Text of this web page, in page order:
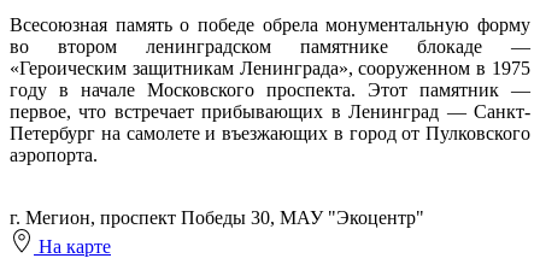
Всесоюзная память о победе обрела монументальную форму
во втором ленинградском памятнике блокаде —
«Героическим защитникам Ленинграда», сооруженном в 1975
году в начале Московского проспекта. Этот памятник —
первое, что встречает прибывающих в Ленинград — Санкт-
Петербург на самолете и въезжающих в город от Пулковского
аэропорта.
г. Мегион, проспект Победы 30, МАУ "Экоцентр"
На карте